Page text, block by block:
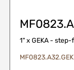
1" x GEKA - step-
MF0823.A32.GEK